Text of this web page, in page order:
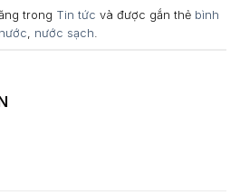
trong Tin tức và được gắn thẻ bình
nước sạch